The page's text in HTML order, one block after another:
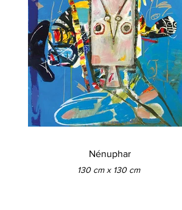
Nénuphar
130 cm x 130 cm